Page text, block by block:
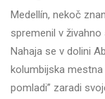
Medellín, nekoč
spremenil v
Nahaja se v dolini
kolumbijska
pomladi” zaradi